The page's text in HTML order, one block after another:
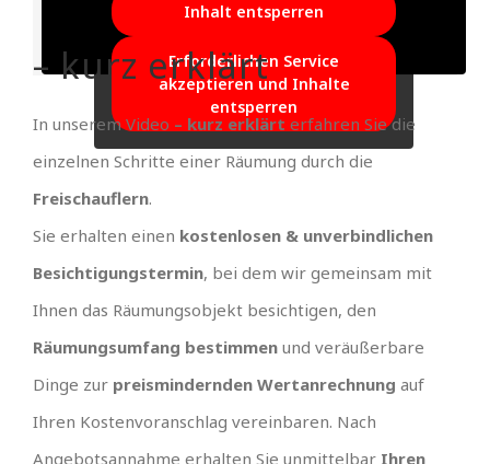
Inhalt entsperren
Erforderlichen Service
akzeptieren und Inhalte
entsperren
– kurz erklärt
In unserem Video – kurz erklärt erfahren Sie die
einzelnen Schritte einer Räumung durch die
Freischauflern.
Sie erhalten einen kostenlosen & unverbindlichen
Besichtigungstermin, bei dem wir gemeinsam mit
Ihnen das Räumungsobjekt besichtigen, den
Räumungsumfang bestimmen und veräußerbare
Dinge zur preismindernden Wertanrechnung auf
Ihren Kostenvoranschlag vereinbaren. Nach
Angebotsannahme erhalten Sie unmittelbar Ihren